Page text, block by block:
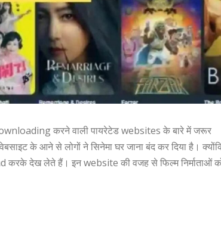
करने वाली पायरेटेड websites के बारे में जरूर
के आने से लोगों ने सिनेमा घर जाना बंद कर दिया है।
करके देख लेते हैं। इन website की वजह से फिल्म निर्माताओं